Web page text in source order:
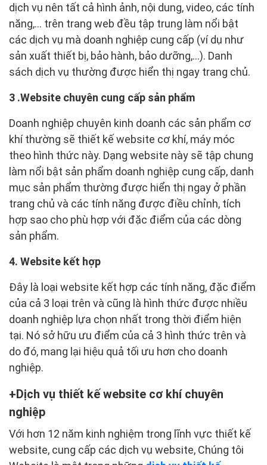
dịch vụ nên tất cả hình ảnh, nội dung, video, các tính
năng,... trên trang web đều tập trung làm nổi bật
các dịch vụ mà doanh nghiệp cung cấp (ví dụ như
sản xuất thiết bị, bảo hành, bảo dưỡng,...). Danh
sách dịch vụ thường được hiển thị ngay trang chủ.
3 .Website chuyên cung cấp sản phẩm
Doanh nghiệp chuyên kinh doanh các sản phẩm cơ
khí thường sẽ thiết kế website cơ khí, máy móc
theo hình thức này. Dạng website này sẽ tập chung
làm nổi bật sản phẩm doanh nghiệp cung cấp, danh
mục sản phẩm thường được hiển thị ngay ở phần
trang chủ và các tính năng được điều chỉnh, tích
hợp sao cho phù hợp với đặc điểm của các dòng
sản phẩm.
4. Website kết hợp
Đây là loại website kết hợp các tính năng, đặc điểm
của cả 3 loại trên và cũng là hình thức được nhiều
doanh nghiệp lựa chọn nhất trong thời điểm hiện
tại. Nó sở hữu ưu điểm của cả 3 hình thức trên và
do đó, mang lại hiệu quả tối ưu hơn cho doanh
nghiệp.
Dịch vụ thiết kế website cơ khí chuyên
nghiệp
Với hơn 12 năm kinh nghiệm trong lĩnh vực thiết kế
website, cung cấp các dịch vụ website, Chúng tôi